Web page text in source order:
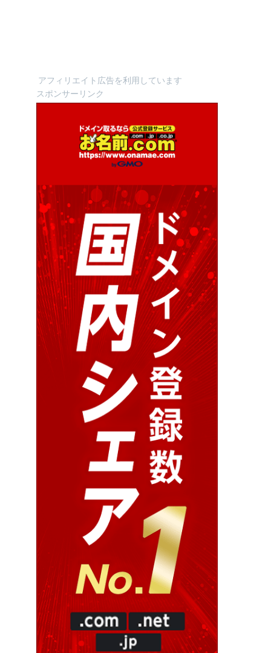
アフィリエイト広告を利用しています
スポンサーリンク